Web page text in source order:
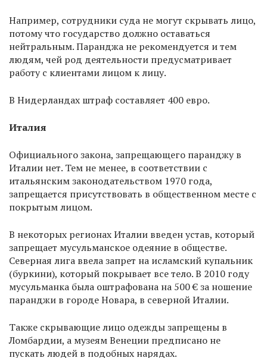
Например, сотрудники суда не могут скрывать лицо,
потому что государство должно оставаться
нейтральным. Паранджа не рекомендуется и тем
людям, чей род деятельности предусматривает
работу с клиентами лицом к лицу.
В Нидерландах штраф составляет 400 евро.
Италия
Официального закона, запрещающего паранджу в
Италии нет. Тем не менее, в соответствии с
итальянским законодательством 1970 года,
запрещается присутствовать в общественном месте с
покрытым лицом.
В некоторых регионах Италии введен устав, который
запрещает мусульманское одеяние в обществе.
Северная лига ввела запрет на исламский купальник
(буркини), который покрывает все тело. В 2010 году
мусульманка была оштрафована на 500 € за ношение
паранджи в городе Новара, в северной Италии.
Также скрывающие лицо одежды запрещены в
Ломбардии, а музеям Венеции предписано не
пускать людей в подобных нарядах.